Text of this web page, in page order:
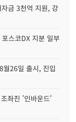
금 3천억 지원, 강
스코DX 지분 일부
26일 출시, 진입
좌진 '인바운드'